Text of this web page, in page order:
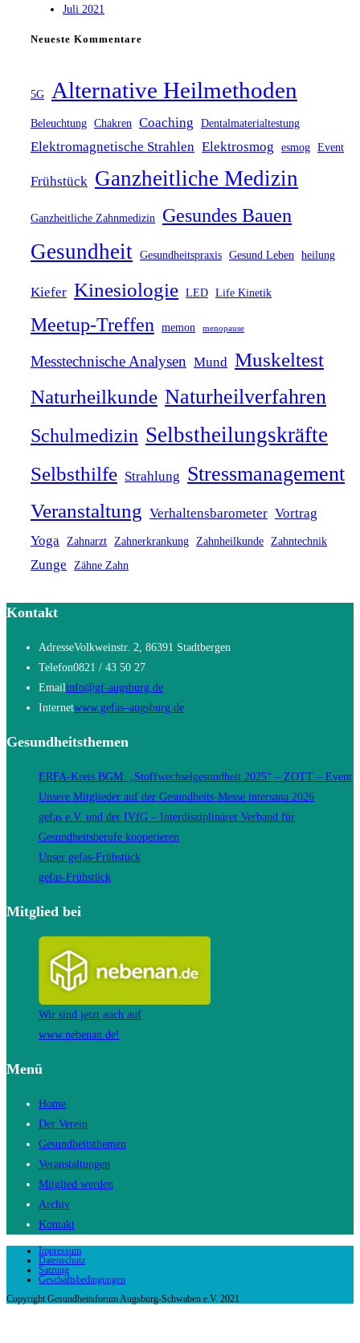
Juli 2021
Neueste Kommentare
5G Alternative Heilmethoden
Beleuchtung Chakren Coaching Dentalmaterialtestung
Elektromagnetische Strahlen Elektrosmog esmog Event
Frühstück Ganzheitliche Medizin
Ganzheitliche Zahnmedizin Gesundes Bauen
Gesundheit Gesundheitspraxis Gesund Leben heilung
Kiefer Kinesiologie LED Life Kinetik
Meetup-Treffen memon menopause
Messtechnische Analysen Mund Muskeltest
Naturheilkunde Naturheilverfahren
Schulmedizin Selbstheilungskräfte
Selbsthilfe Strahlung Stressmanagement
Veranstaltung Verhaltensbarometer Vortrag
Yoga
Zahnarzt Zahnerkrankung Zahnheilkunde Zahntechnik
Zunge Zähne Zahn
Kontakt
AdresseVolkweinstr. 2, 86391 Stadtbergen
Telefon0821 / 43 50 27
Emailinfo@gf-augsburg.deOpens
in
Internetwww.gefas–augsburg.deOpens
Gesundheitsthemen
ERFA-Kreis BGM: „Stoffwechselgesundheit 2025“ – ZOTT – Event
Unsere Mitglieder auf der Gesundheits-Messe intersana 2026
gefas e.V. und der IVfG – Interdisziplinärer Verband für
Gesundheitsberufe kooperieren
Unser gefas-Frühstück
gefas-Frühstück
Mitglied bei
Wir sind jetzt auch auf
www.nebenan.de!
Menü
Home
Der Verein
Gesundheitsthemen
Veranstaltungen
Mitglied werden
Archiv
Kontakt
Impressum
Datenschutz
Satzung
Geschäftsbedingungen
Copyright Gesundheitsforum Augsburg-Schwaben e.V. 2021